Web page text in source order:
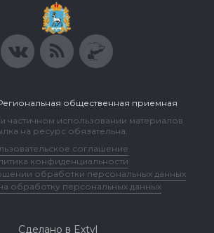
общественная приемная
частичном использовании материалов
на ресурс обязательна.
соглашение
конфиденциальности
обработки персональных данных
обработку персональных данных
Сделано в Extyl